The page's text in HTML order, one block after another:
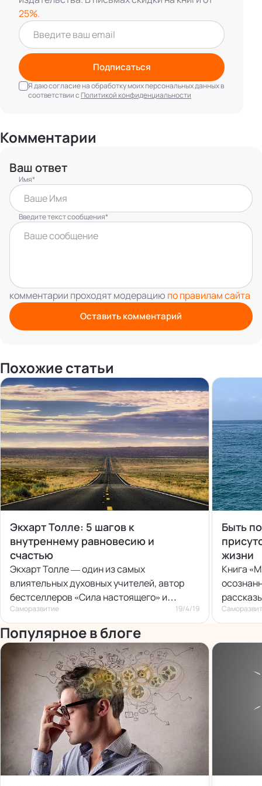
25%.
Подписаться
Я даю согласие на обработку моих персональных данных в
соответствии с Политикой конфиденциальности
Комментарии
Ваш ответ
Имя*
Введите текст сообщения*
комментарии проходят модерацию по правилам сайта
Оставить комментарий
Похожие статьи
Экхарт Толле: 5 шагов к
внутреннему равновесию и
счастью
Экхарт Толле — один из самых
влиятельных духовных учителей, автор
бестселлеров «Сила настоящего» и
«Новая Земля».
Саморазвитие 19/4/19
Быть
жизни
Книга
навыке
Популярное в блоге